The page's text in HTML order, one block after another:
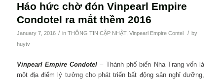
Háo hức chờ đón Vinpearl Empire
Condotel ra mắt thềm 2016
January 7, 2016 / in THÔNG TIN CẬP NHẬT, Vinpearl Empire Contel / by
huytv
Vinpearl Empire Condotel – Thành phố biển Nha Trang vốn là
một địa điểm lý tưởng cho phát triển bất động sản nghỉ dưỡng,